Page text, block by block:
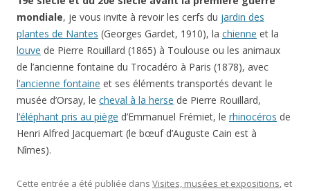
mondiale, je vous invite à revoir les cerfs du jardin des
plantes de Nantes (Georges Gardet, 1910), la chienne et la
louve de Pierre Rouillard (1865) à Toulouse ou les animaux
de l’ancienne fontaine du Trocadéro à Paris (1878), avec
l’ancienne fontaine et ses éléments transportés devant le
musée d’Orsay, le cheval à la herse de Pierre Rouillard,
l’éléphant pris au piège d’Emmanuel Frémiet, le rhinocéros de
Henri Alfred Jacquemart (le bœuf d’Auguste Cain est à
Nîmes).
Cette entrée a été publiée dans Visites, musées et expositions, et